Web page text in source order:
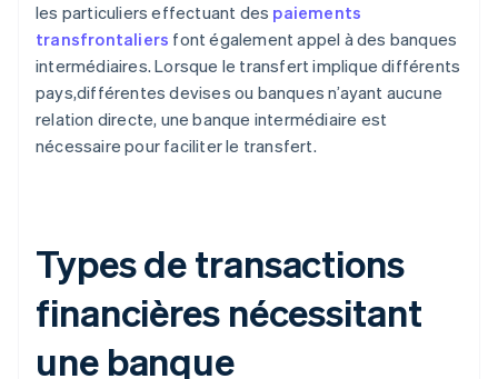
les particuliers effectuant des paiements
transfrontaliers font également appel à des banques
intermédiaires. Lorsque le transfert implique différents
pays,différentes devises ou banques n’ayant aucune
relation directe, une banque intermédiaire est
nécessaire pour faciliter le transfert.
Types de transactions
financières nécessitant
une banque